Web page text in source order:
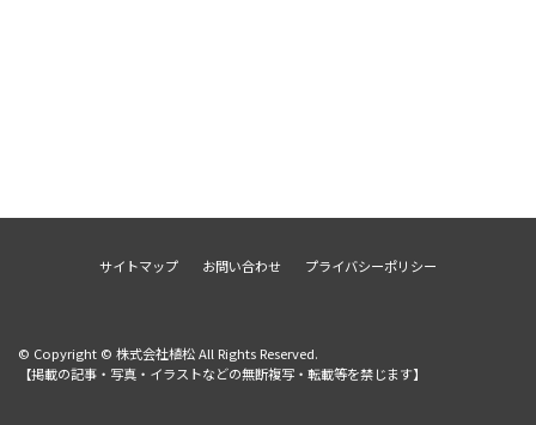
サイトマップ お問い合わせ プライバシーポリシー
© Copyright © 株式会社植松 All Rights Reserved.
【掲載の記事・写真・イラストなどの無断複写・転載等を禁じます】